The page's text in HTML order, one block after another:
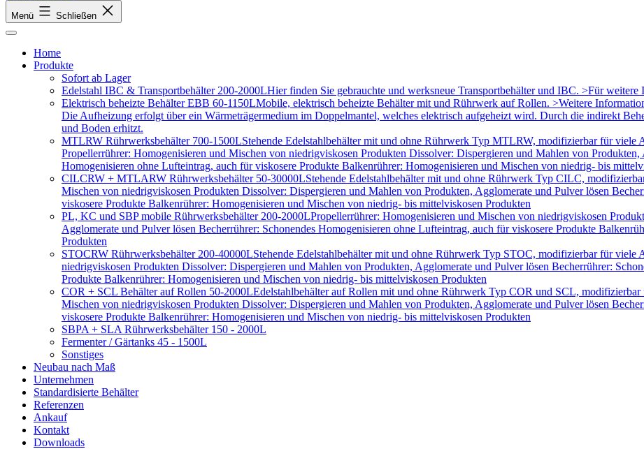
Menü Schließen
Home
Produkte
Sofort ab Lager
Edelstahl IBC & Transportbehälter 200-2000LHier finden Sie gebrauchte und werksneue Transportbehälter und IBC. >Für
Elektrisch beheizte Behälter EBB 60-1150LMobile, elektrisch beheizte Behälter mit und Rührwerk auf Rollen. >Weitere
Die Aufheizung erfolgt über ein Wärmeträgermedium im Doppelmantel, welches elektrisch aufgeheizt wird. Durch die indirekt
und Boden erhitzt.
MTLRW Rührwerksbehälter 700-1500LStehende Edelstahlbehälter mit und ohne Rührwerk Typ MTLRW, modifizierbar für
Propellerrührer: Homogenisieren und Mischen von niedrigviskosen Produkten Dissolver: Dispergieren und Mahlen von
Homogenisieren ohne Lufteintrag, auch für viskosere Produkte Balkenrührer: Homogenisieren und Mischen von niedrig- bis
CILCRW + MTLARW Rührwerksbehälter 50-30000LStehende Edelstahlbehälter mit und ohne Rührwerk Typ CILC,
Mischen von niedrigviskosen Produkten Dissolver: Dispergieren und Mahlen von Produkten, Agglomerate und Pulver lösen
viskosere Produkte Balkenrührer: Homogenisieren und Mischen von niedrig- bis mittelviskosen Produkten
PL, KC und SBP mobile Rührwerksbehälter 200-2000LPropellerrührer: Homogenisieren und Mischen von niedrigviskosen
Agglomerate und Pulver lösen Becherrührer: Schonendes Homogenisieren ohne Lufteintrag, auch für viskosere Produkte
Produkten
STOCRW Rührwerksbehälter 200-40000LStehende Edelstahlbehälter mit und ohne Rührwerk Typ STOC, modifizierbar für
niedrigviskosen Produkten Dissolver: Dispergieren und Mahlen von Produkten, Agglomerate und Pulver lösen Becherrührer:
Produkte Balkenrührer: Homogenisieren und Mischen von niedrig- bis mittelviskosen Produkten
COR + SCL Behälter auf Rollen 50-2000LEdelstahlbehälter auf Rollen mit und ohne Rührwerk Typ COR und SCL,
Mischen von niedrigviskosen Produkten Dissolver: Dispergieren und Mahlen von Produkten, Agglomerate und Pulver lösen
viskosere Produkte Balkenrührer: Homogenisieren und Mischen von niedrig- bis mittelviskosen Produkten
SBPA + SLA Rührwerksbehälter 150 - 2000L
Fermenter / Gärtanks 45 - 1500L
Sonstiges
Neubau nach Maß
Unternehmen
Standardisierte Behälter
Referenzen
Ankauf
Kontakt
Downloads